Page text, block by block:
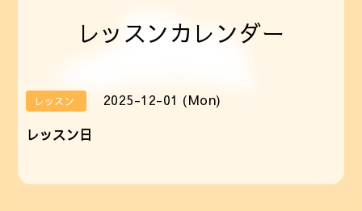
レッスンカレンダー
レッスン
2025-12-01 (Mon)
レッスン日